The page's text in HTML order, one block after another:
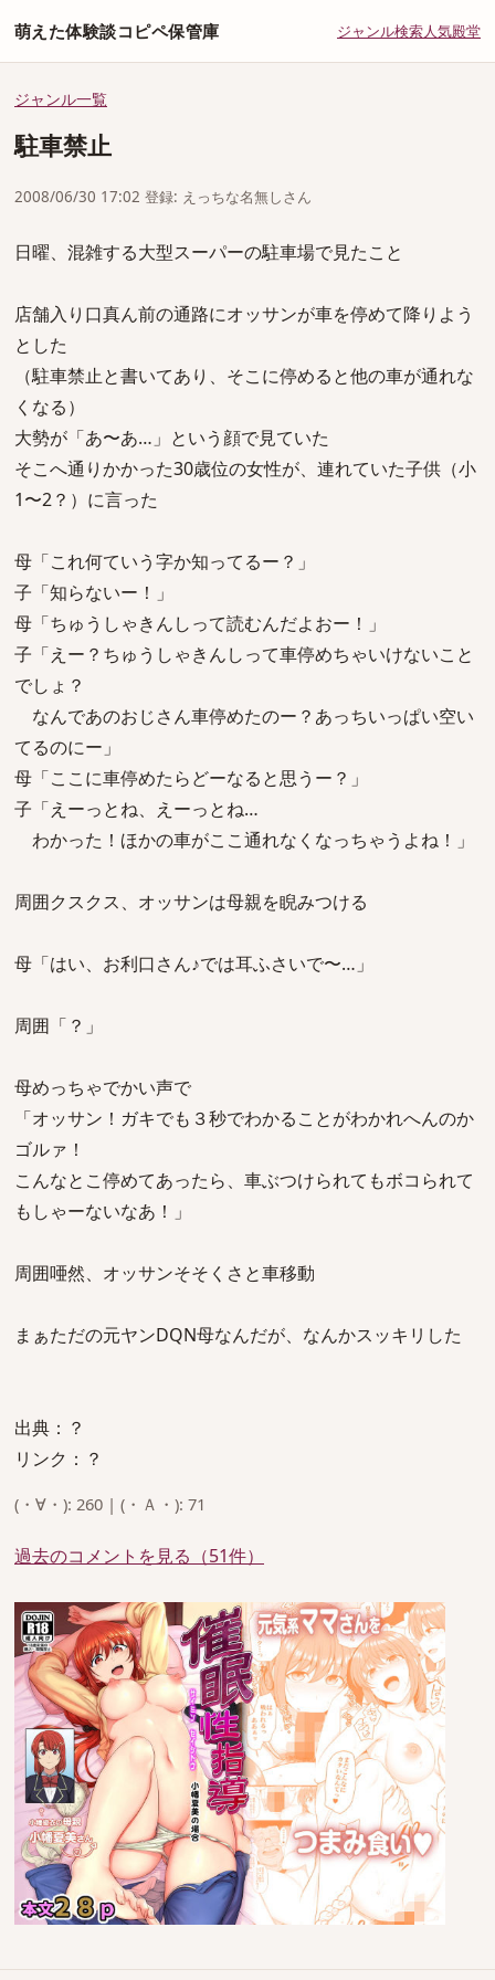
萌えた体験談コピペ保管庫 ジャンル検索人気殿堂
ジャンル一覧
駐車禁止
2008/06/30 17:02 登録: えっちな名無しさん
日曜、混雑する大型スーパーの駐車場で見たこと
店舗入り口真ん前の通路にオッサンが車を停めて降りよう
とした
（駐車禁止と書いてあり、そこに停めると他の車が通れな
くなる）
大勢が「あ〜あ…」という顔で見ていた
そこへ通りかかった30歳位の女性が、連れていた子供（小
1〜2？）に言った
母「これ何ていう字か知ってるー？」
子「知らないー！」
母「ちゅうしゃきんしって読むんだよおー！」
子「えー？ちゅうしゃきんしって車停めちゃいけないこと
でしょ？
なんであのおじさん車停めたのー？あっちいっぱい空い
てるのにー」
母「ここに車停めたらどーなると思うー？」
子「えーっとね、えーっとね…
わかった！ほかの車がここ通れなくなっちゃうよね！」
周囲クスクス、オッサンは母親を睨みつける
母「はい、お利口さん♪では耳ふさいで〜…」
周囲「？」
母めっちゃでかい声で
「オッサン！ガキでも３秒でわかることがわかれへんのか
ゴルァ！
こんなとこ停めてあったら、車ぶつけられてもボコられて
もしゃーないなあ！」
周囲唖然、オッサンそそくさと車移動
まぁただの元ヤンDQN母なんだが、なんかスッキリした
出典：？
リンク：？
(・∀・): 260 | (・Ａ・): 71
過去のコメントを見る（51件）